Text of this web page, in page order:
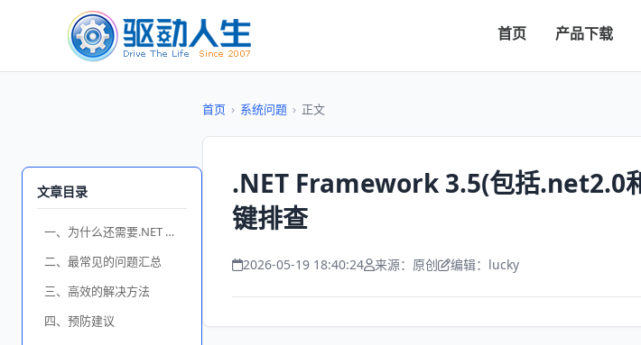
首页 产品下载
文章目录
一、为什么还需要.NET Framework 3.5？
二、最常见的问题汇总
三、高效的解决方法
四、预防建议
首页 › 系统问题 › 正文
.NET Framework 3.5(包括.net2.0
键排查
2026-05-19 18:40:24 来源：原创 编辑：lucky